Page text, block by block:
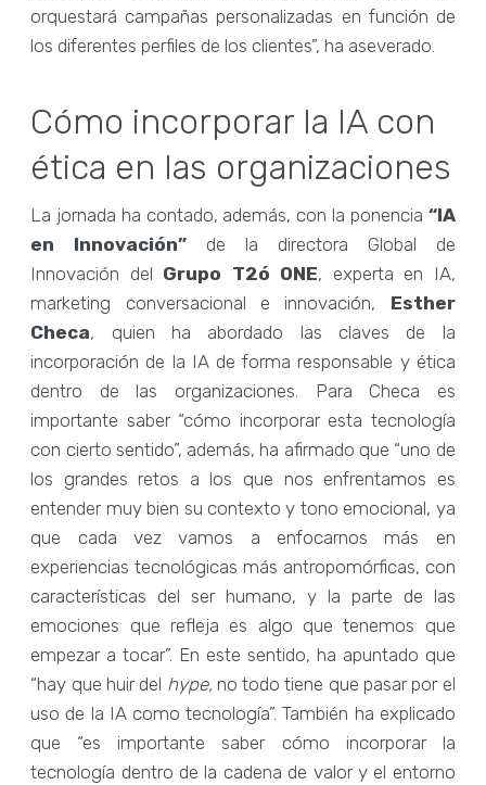
orquestará campañas personalizadas en función de
los diferentes perfiles de los clientes”, ha aseverado.
Cómo incorporar la IA con
ética en las organizaciones
La jornada ha contado, además, con la ponencia “IA
en Innovación” de la directora Global de
Innovación del Grupo T2ó ONE, experta en IA,
marketing conversacional e innovación, Esther
Checa, quien ha abordado las claves de la
incorporación de la IA de forma responsable y ética
dentro de las organizaciones. Para Checa es
importante saber “cómo incorporar esta tecnología
con cierto sentido”, además, ha afirmado que “uno de
los grandes retos a los que nos enfrentamos es
entender muy bien su contexto y tono emocional, ya
que cada vez vamos a enfocarnos más en
experiencias tecnológicas más antropomórficas, con
características del ser humano, y la parte de las
emociones que refleja es algo que tenemos que
empezar a tocar”. En este sentido, ha apuntado que
“hay que huir del hype, no todo tiene que pasar por el
uso de la IA como tecnología”. También ha explicado
que “es importante saber cómo incorporar la
tecnología dentro de la cadena de valor y el entorno